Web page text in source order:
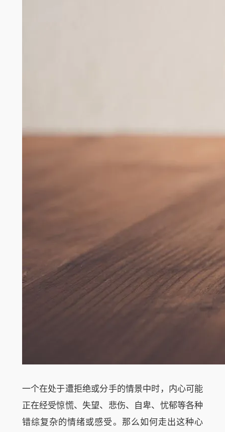
一个在处于遭拒绝或分手的情景中时，内心可能
正在经受惊慌、失望、悲伤、自卑、忧郁等各种
错综复杂的情绪或感受。那么如何走出这种心